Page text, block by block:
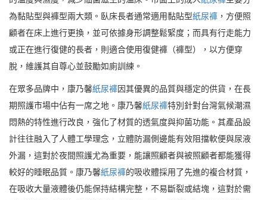
為黏貼型與褲型兩大類。臥床長者通常適用黏貼型紙尿褲 ，方便照
顧者在床上進行更換，並可依據身形調整鬆緊度；而具有行走能力
或正在進行復健的長者，則適合使用復健褲（褲型），以方便穿
脫，維護其自尊心並鼓勵如廁訓練。
在眾多品牌中，康乃馨紙尿褲因其優異的品質與穩定的供貨，在長
期照護市場中佔有一席之地。康乃馨紙尿褲特別針對台灣氣候潮濕
悶熱的特性進行改良，強化了材質的透氣度與抑菌功能。其產品設
計往往融入了人體工學理念，立體防漏側邊能有效阻擋軟便與尿液
外漏，這對於夜間照護尤為重要，能讓照顧者與被照顧者都能獲得
較好的睡眠品質。康乃馨紙尿褲的吸收體採用了先進的複合材質，
在吸收大量液體後仍能保持結構完整，不易斷裂或結塊，這對於需